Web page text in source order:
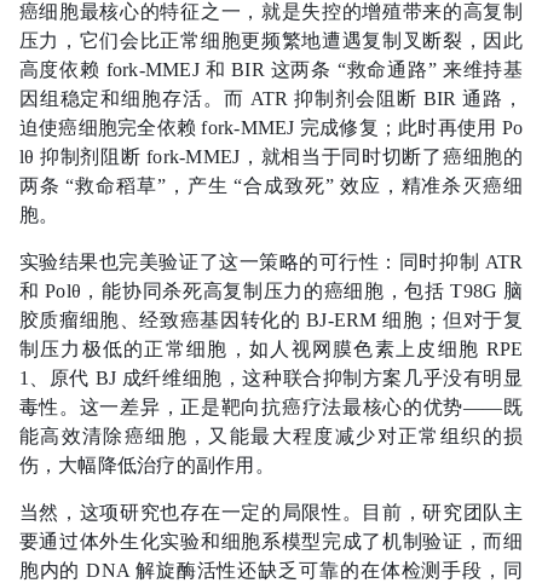
癌细胞最核心的特征之一，就是失控的增殖带来的高复制
压力，它们会比正常细胞更频繁地遭遇复制叉断裂，因此
高度依赖 fork-MMEJ 和 BIR 这两条 “救命通路” 来维持基
因组稳定和细胞存活。而 ATR 抑制剂会阻断 BIR 通路，
迫使癌细胞完全依赖 fork-MMEJ 完成修复；此时再使用 Po
lθ 抑制剂阻断 fork-MMEJ，就相当于同时切断了癌细胞的
两条 “救命稻草”，产生 “合成致死” 效应，精准杀灭癌细
胞。
实验结果也完美验证了这一策略的可行性：同时抑制 ATR
和 Polθ，能协同杀死高复制压力的癌细胞，包括 T98G 脑
胶质瘤细胞、经致癌基因转化的 BJ-ERM 细胞；但对于复
制压力极低的正常细胞，如人视网膜色素上皮细胞 RPE
1、原代 BJ 成纤维细胞，这种联合抑制方案几乎没有明显
毒性。这一差异，正是靶向抗癌疗法最核心的优势——既
能高效清除癌细胞，又能最大程度减少对正常组织的损
伤，大幅降低治疗的副作用。
当然，这项研究也存在一定的局限性。目前，研究团队主
要通过体外生化实验和细胞系模型完成了机制验证，而细
胞内的 DNA 解旋酶活性还缺乏可靠的在体检测手段，同